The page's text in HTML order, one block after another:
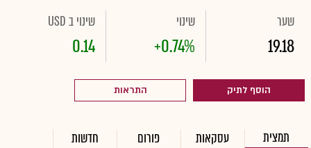
שער
19.18
שינוי
+0.74%
שינוי ב USD
0.14
הוסף לתיק התראות
תמצית עסקאות פורום חדשות